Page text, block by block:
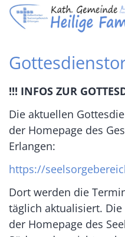
Zum Inhalt springen
!!! INFOS ZUR
Die aktuellen
der Homepage des
Erlangen:
https://
Dort werden die
täglich aktualisiert.
der Homepage des